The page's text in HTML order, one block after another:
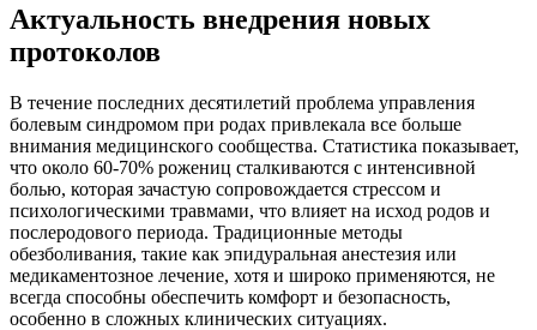
Актуальность внедрения новых
протоколов
В течение последних десятилетий проблема управления
болевым синдромом при родах привлекала все больше
внимания медицинского сообщества. Статистика показывает,
что около 60-70% рожениц сталкиваются с интенсивной
болью, которая зачастую сопровождается стрессом и
психологическими травмами, что влияет на исход родов и
послеродового периода. Традиционные методы
обезболивания, такие как эпидуральная анестезия или
медикаментозное лечение, хотя и широко применяются, не
всегда способны обеспечить комфорт и безопасность,
особенно в сложных клинических ситуациях.